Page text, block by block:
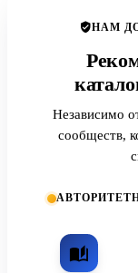
НАМ
Независимо
сообществ,